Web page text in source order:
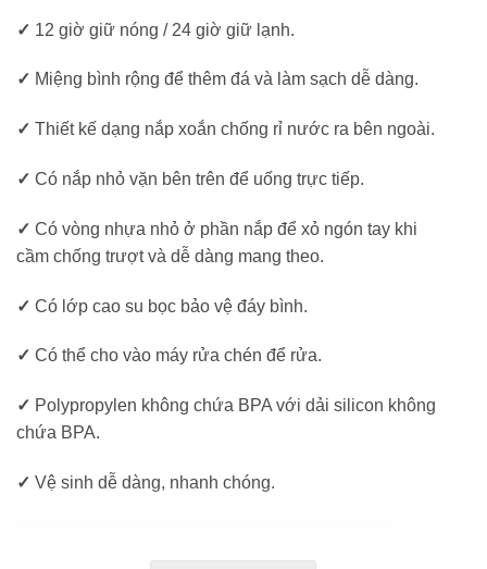
✓ 12 giờ giữ nóng / 24 giờ giữ lạnh.
✓ Miệng bình rộng để thêm đá và làm sạch dễ dàng.
✓ Thiết kế dạng nắp xoắn chống rỉ nước ra bên ngoài.
✓ Có nắp nhỏ vặn bên trên để uống trực tiếp.
✓ Có vòng nhựa nhỏ ở phần nắp để xỏ ngón tay khi
cầm chống trượt và dễ dàng mang theo.
✓ Có lớp cao su bọc bảo vệ đáy bình.
✓ Có thể cho vào máy rửa chén để rửa.
✓ Polypropylen không chứa BPA với dải silicon không
chứa BPA.
✓ Vệ sinh dễ dàng, nhanh chóng.